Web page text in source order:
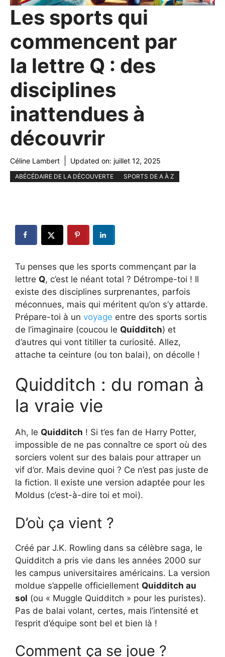
Les sports qui
commencent par
la lettre Q : des
disciplines
inattendues à
découvrir
Céline Lambert Updated on: juillet 12, 2025
ABÉCÉDAIRE DE LA DÉCOUVERTE SPORTS DE A À Z
Tu penses que les sports commençant par la
lettre Q, c’est le néant total ? Détrompe-toi ! Il
existe des disciplines surprenantes, parfois
méconnues, mais qui méritent qu’on s’y attarde.
Prépare-toi à un voyage entre des sports sortis
de l’imaginaire (coucou le Quidditch) et
d’autres qui vont titiller ta curiosité. Allez,
attache ta ceinture (ou ton balai), on décolle !
Quidditch : du roman à
la vraie vie
Ah, le Quidditch ! Si t’es fan de Harry Potter,
impossible de ne pas connaître ce sport où des
sorciers volent sur des balais pour attraper un
vif d’or. Mais devine quoi ? Ce n’est pas juste de
la fiction. Il existe une version adaptée pour les
Moldus (c’est-à-dire toi et moi).
D’où ça vient ?
Créé par J.K. Rowling dans sa célèbre saga, le
Quidditch a pris vie dans les années 2000 sur
les campus universitaires américains. La version
moldue s’appelle officiellement Quidditch au
sol (ou « Muggle Quidditch » pour les puristes).
Pas de balai volant, certes, mais l’intensité et
l’esprit d’équipe sont bel et bien là !
Comment ça se joue ?